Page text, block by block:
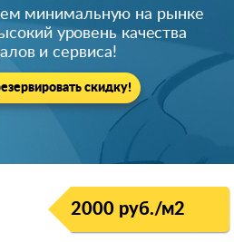
минимальную на рынке
уровень качества
и сервиса!
скидку!
2000 руб./м2